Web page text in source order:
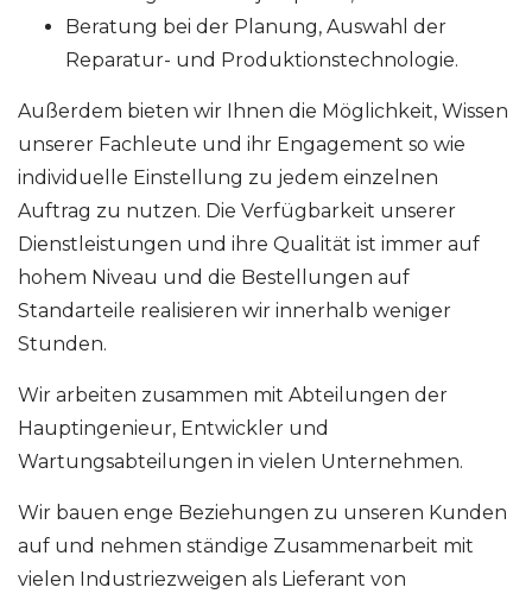
Beratung bei der Planung, Auswahl der
Reparatur- und Produktionstechnologie.
Außerdem bieten wir Ihnen die Möglichkeit, Wissen
unserer Fachleute und ihr Engagement so wie
individuelle Einstellung zu jedem einzelnen
Auftrag zu nutzen. Die Verfügbarkeit unserer
Dienstleistungen und ihre Qualität ist immer auf
hohem Niveau und die Bestellungen auf
Standarteile realisieren wir innerhalb weniger
Stunden.
Wir arbeiten zusammen mit Abteilungen der
Hauptingenieur, Entwickler und
Wartungsabteilungen in vielen Unternehmen.
Wir bauen enge Beziehungen zu unseren Kunden
auf und nehmen ständige Zusammenarbeit mit
vielen Industriezweigen als Lieferant von